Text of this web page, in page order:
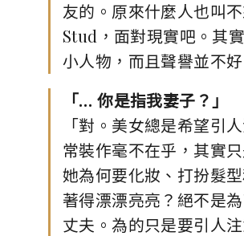
友的。原來什麼人也叫不
Stud，面對現實吧。其
小人物，而且聲譽並不好
「… 你是指我妻子？」
「對。美女總是希望引
常裝作毫不在乎，其實只
她為何要化妝、打扮髮
著得漂漂亮亮？絕不是
丈夫。為的只是要引人